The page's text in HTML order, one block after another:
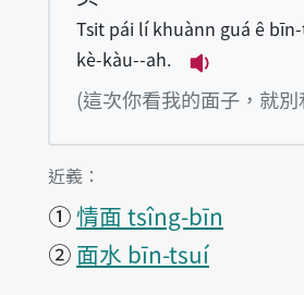
Tsit pái lí khuànn guá ê
kè-kàu--ah.
播放例句
(這次你看我的面子，就
第2項釋義的
近義：
①情面 tsîng-bīn
② 面水 bīn-tsuí